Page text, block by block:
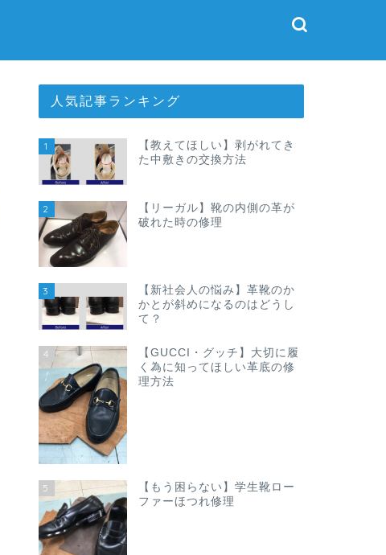
人気記事ランキング
1
【教えてほしい】剥がれてき
た中敷きの交換方法
2
【リーガル】靴の内側の革が
破れた時の修理
3
【新社会人の悩み】革靴のか
かとが斜めになるのはどうし
て？
4
【GUCCI・グッチ】大切に履
く為に知ってほしい革底の修
理方法
5
【もう困らない】学生靴ロー
ファーほつれ修理